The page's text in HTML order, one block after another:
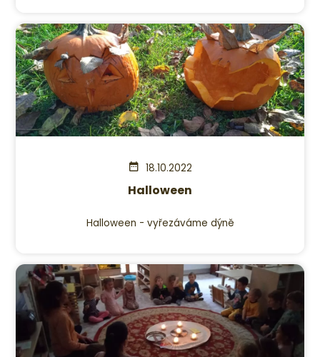
18.10.2022
Halloween
Halloween - vyřezáváme dýně